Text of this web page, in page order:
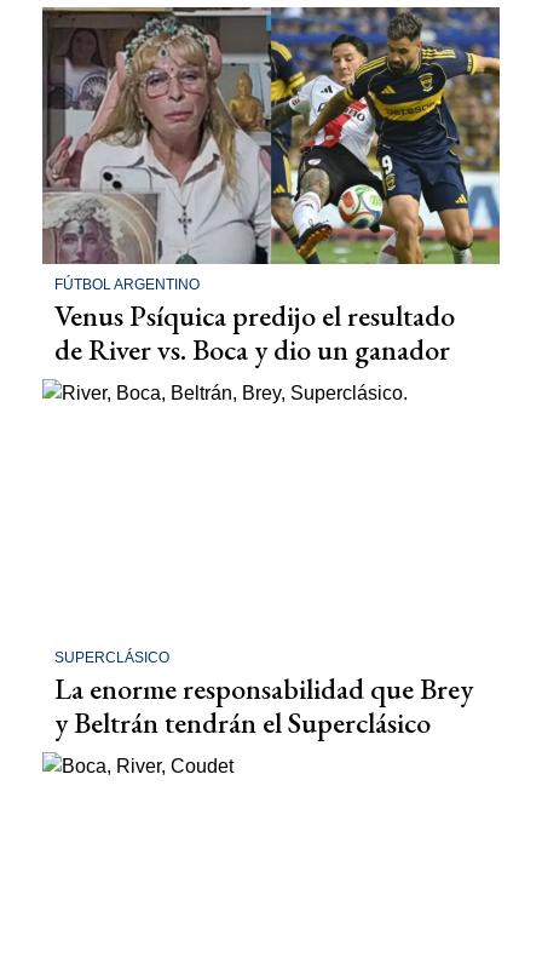
FÚTBOL ARGENTINO
Venus Psíquica predijo el resultado
de River vs. Boca y dio un ganador
SUPERCLÁSICO
La enorme responsabilidad que Brey
y Beltrán tendrán el Superclásico